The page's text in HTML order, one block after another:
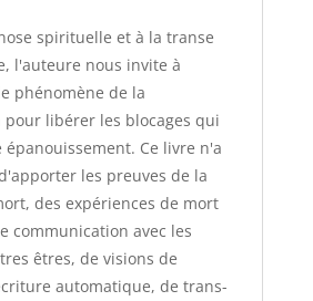
spirituelle et à la transe
l'auteure nous invite à
phénomène de la
libérer les blocages qui
Ce livre n'a
les preuves de la
des expériences de mort
communication avec les
êtres, de visions de
automatique, de trans-